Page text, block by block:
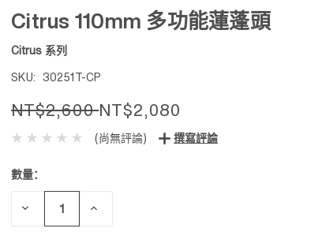
Citrus 110mm 多功能蓮蓬頭
Citrus 系列
SKU: 30251T-CP
NT$2,600NT$2,080
(尚無評論) 撰寫評論
目前
存：
數量：
增